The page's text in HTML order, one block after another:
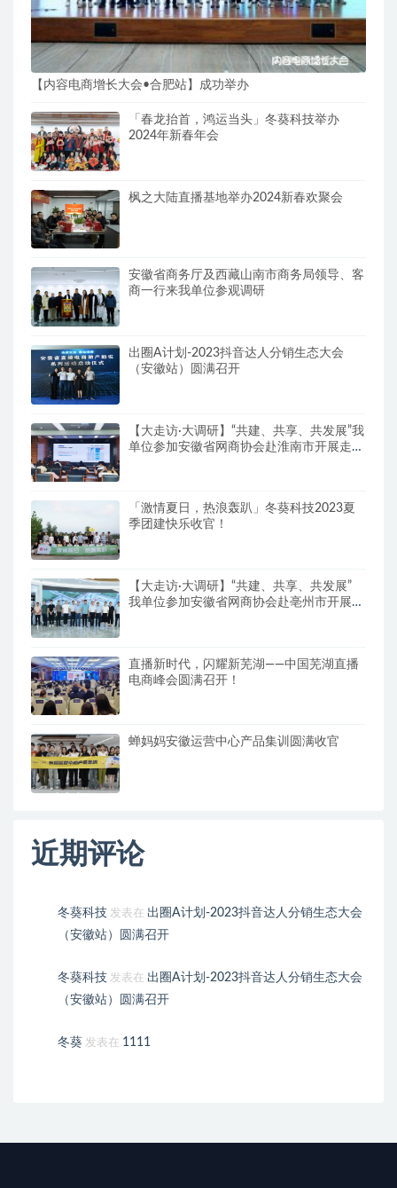
【内容电商增长大会•合肥站】成功举办
「春龙抬首，鸿运当头」冬葵科技举办
2024年新春年会
枫之大陆直播基地举办2024新春欢聚会
安徽省商务厅及西藏山南市商务局领导、客
商一行来我单位参观调研
出圈A计划-2023抖音达人分销生态大会
（安徽站）圆满召开
【大走访·大调研】“共建、共享、共发展”我
单位参加安徽省网商协会赴淮南市开展走访
「激情夏日，热浪轰趴」冬葵科技2023夏
季团建快乐收官！
【大走访·大调研】“共建、共享、共发展”
我单位参加安徽省网商协会赴亳州市开展走
直播新时代，闪耀新芜湖——中国芜湖直播
电商峰会圆满召开！
蝉妈妈安徽运营中心产品集训圆满收官
近期评论
冬葵科技 发表在 出圈A计划-2023抖音达人分销生态大会
（安徽站）圆满召开
冬葵科技 发表在 出圈A计划-2023抖音达人分销生态大会
（安徽站）圆满召开
冬葵 发表在 1111